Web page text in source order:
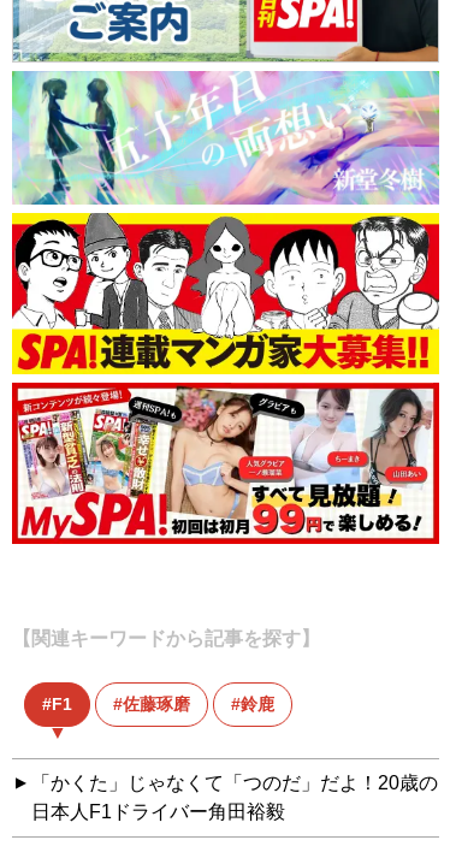
【関連キーワードから記事を探す】
F1 佐藤琢磨 鈴鹿
「かくた」じゃなくて「つのだ」だよ！20歳の
日本人F1ドライバー角田裕毅